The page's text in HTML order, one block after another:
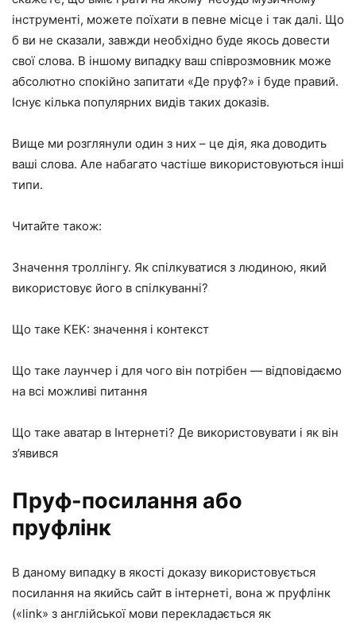
інструменті, можете поїхати в певне місце і так далі. Що
б ви не сказали, завжди необхідно буде якось довести
свої слова. В іншому випадку ваш співрозмовник може
абсолютно спокійно запитати «Де пруф?» і буде правий.
Існує кілька популярних видів таких доказів.
Вище ми розглянули один з них – це дія, яка доводить
ваші слова. Але набагато частіше використовуються інші
типи.
Читайте також:
Значення троллінгу. Як спілкуватися з людиною, який
використовує його в спілкуванні?
Що таке КЕК: значення і контекст
Що таке лаунчер і для чого він потрібен — відповідаємо
на всі можливі питання
Що таке аватар в Інтернеті? Де використовувати і як він
з’явився
Пруф-посилання або
пруфлінк
В даному випадку в якості доказу використовується
посилання на якийсь сайт в інтернеті, вона ж пруфлінк
(«link» з англійської мови перекладається як